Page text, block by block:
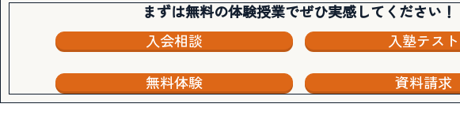
まずは無料の体験授業でぜひ実感してください！
入会相談
入塾テスト
無料体験 資料請求